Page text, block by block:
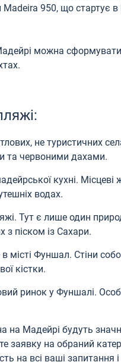
Madeira 950, що стартує в
можна сформувати
не туристичних
та червоними дахами.
кухні.
водах.
Тут є лише один
з піском із Сахари.
місті Фуншал. Стіни
кістки.
ринок у Фуншалі.
на Мадейрі будуть
заявку на обраний
на всі ваші запитання